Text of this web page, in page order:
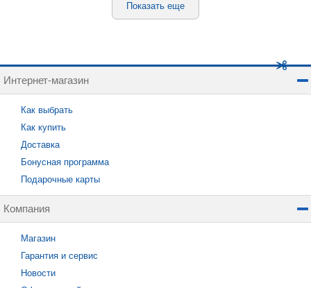
Показать еще
Интернет-магазин
Как выбрать
Как купить
Доставка
Бонусная программа
Подарочные карты
Компания
Магазин
Гарантия и сервис
Новости